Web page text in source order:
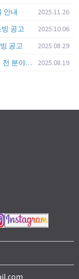
안내
2025.11.26
공고
2025.10.06
공고
2025.08.29
연세대학교 첨단융합공학부 "모빌리티 시스템 전 분야" 전임교원 특별채용 (2026년 9월 1일자 임용 예정)
2025.08.19